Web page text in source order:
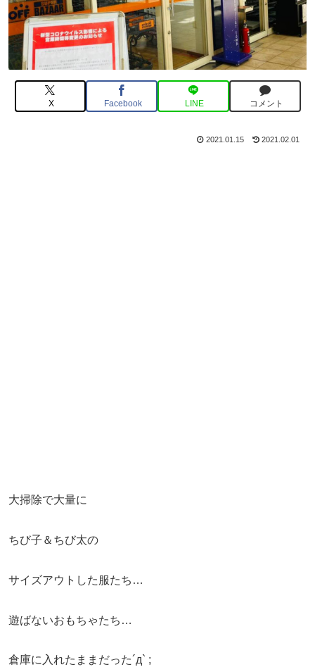
X Facebook LINE コメント
2021.01.15 2021.02.01
大掃除で大量に
ちび子＆ちび太の
サイズアウトした服たち…
遊ばないおもちゃたち…
倉庫に入れたままだった´д` ;